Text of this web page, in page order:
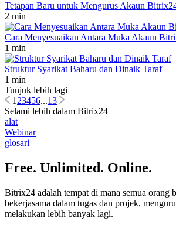
Tetapan Baru untuk Mengurus Akaun
2 min
Cara Menyesuaikan Antara Muka Akaun
1 min
Struktur Syarikat Baharu dan Dinaik Taraf
1 min
Tunjuk lebih lagi
123456...13
Selami lebih dalam Bitrix24
alat
Webinar
glosari
Free. Unlimited. Online.
Bitrix24 adalah tempat di mana semua orang
bekerjasama dalam tugas dan projek,
melakukan lebih banyak lagi.